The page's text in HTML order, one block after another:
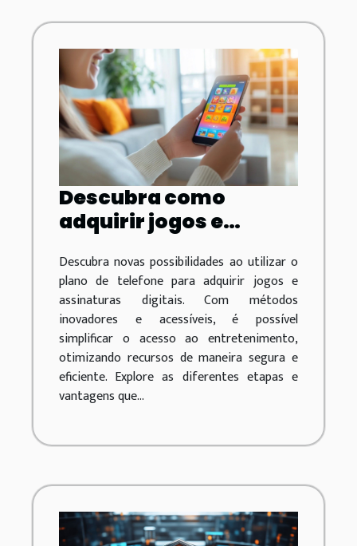
Descubra como
adquirir jogos e
plano de telefone
Descubra novas possibilidades ao utilizar o
plano de telefone para adquirir jogos e
assinaturas digitais. Com métodos
inovadores e acessíveis, é possível
simplificar o acesso ao entretenimento,
otimizando recursos de maneira segura e
eficiente. Explore as diferentes etapas e
vantagens que...